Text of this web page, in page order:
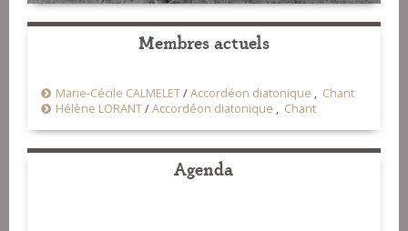
Membres actuels
Marie-Cécile CALMELET/Accordéon diatonique , Chant
Hélène LORANT/Accordéon diatonique , Chant
Agenda